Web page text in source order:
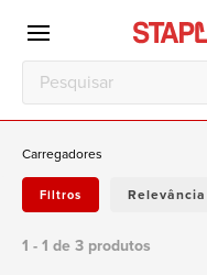
Escritório
Local
trabalho
Carregadores
Filtros Relevância
1 - 1 de 3 produtos